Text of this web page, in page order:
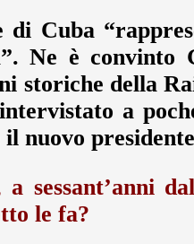
Cuba
Ne è
storiche della
a
nuovo
sessant’anni
le fa?